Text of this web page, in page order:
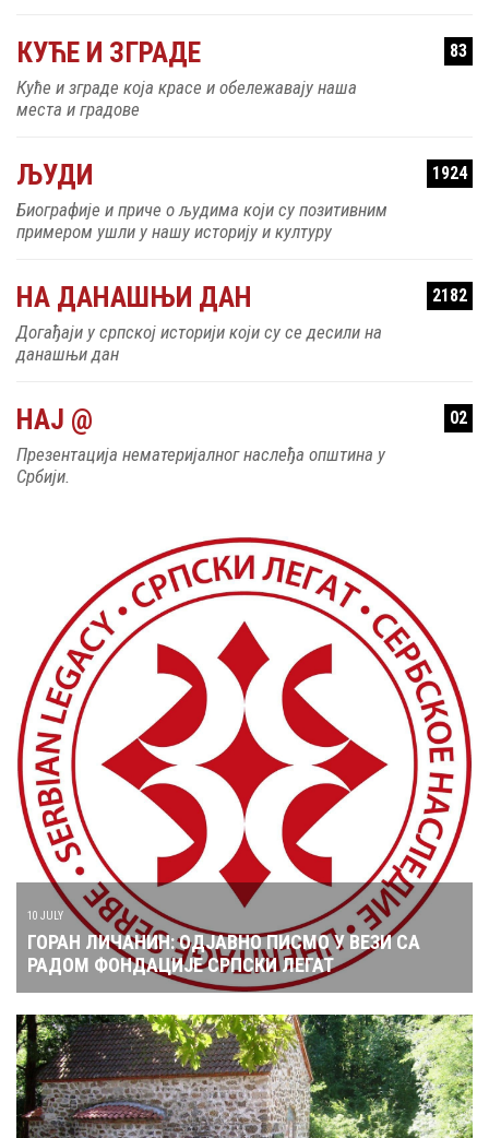
КУЋЕ И ЗГРАДЕ 83
Куће и зграде која красе и обележавају наша
места и градове
ЉУДИ 1924
Биографије и приче о људима који су позитивним
примером ушли у нашу историју и културу
НА ДАНАШЊИ ДАН 2182
Догађаји у српској историји који су се десили на
данашњи дан
НАЈ @ 02
Презентација нематеријалног наслеђа општина у
Србији.
10 JULY
ГОРАН ЛИЧАНИН: ОДЈАВНО ПИСМО У ВЕЗИ СА
РАДОМ ФОНДАЦИЈЕ СРПСКИ ЛЕГАТ